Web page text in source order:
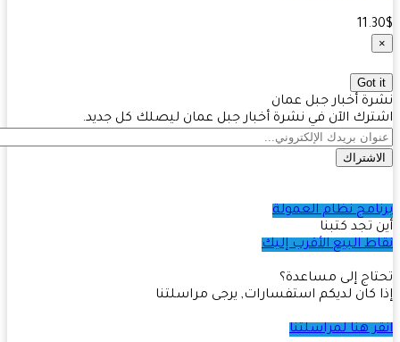
أخبار جبل عمان
الآن في نشرة أخبار جبل عمان ليصلك كل جديد.
نظام العمولة
تجد كتبنا
البيع الأقرب إليك
إلى مساعدة؟
كان لديكم استفسارات, يرجى مراسلتنا
هنا لمراسلتنا